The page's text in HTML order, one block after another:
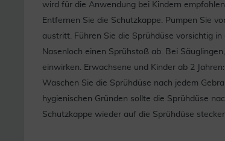
wird für die Anwendung bei Kindern
Entfernen Sie die Schutzkappe. Pumpen Sie
austritt. Führen Sie die Sprühdüse vorsichtig
Nasenloch einen Sprühstoß ab. Bei
einwirken. Erwachsene und Kinder ab 2
Waschen Sie die Sprühdüse nach jedem
hygienischen Gründen sollte die Sprühdüse
Schutzkappe wieder auf die Sprühdüse